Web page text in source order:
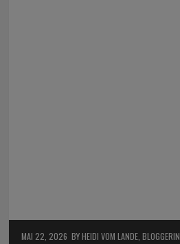
MAI 22, 2026 BY HEIDI VOM LANDE, BLOGGERIN